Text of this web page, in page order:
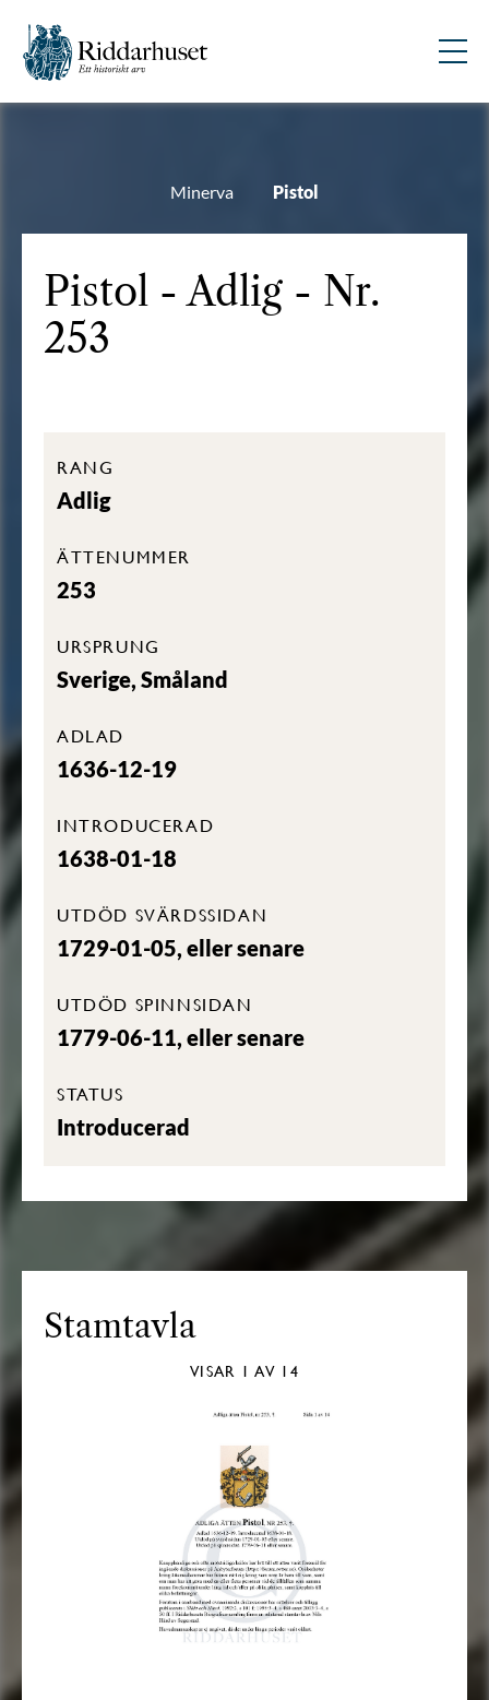
Minerva Pistol
Pistol - Adlig - Nr.
253
RANG
Adlig
ÄTTENUMMER
253
URSPRUNG
Sverige, Småland
ADLAD
1636-12-19
INTRODUCERAD
1638-01-18
UTDÖD SVÄRDSSIDAN
1729-01-05, eller senare
UTDÖD SPINNSIDAN
1779-06-11, eller senare
STATUS
Introducerad
Stamtavla
VISAR 1 AV 14